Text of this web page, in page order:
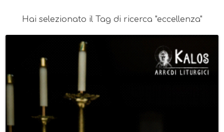
Hai selezionato il Tag di ricerca "eccellenza"